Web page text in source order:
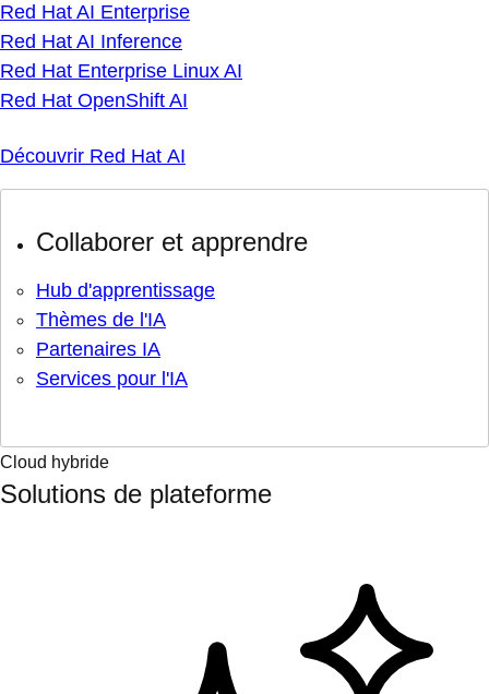
Red Hat AI Enterprise
Red Hat AI Inference
Red Hat Enterprise Linux AI
Red Hat OpenShift AI
Découvrir Red Hat AI
Collaborer et apprendre
Hub d'apprentissage
Thèmes de l'IA
Partenaires IA
Services pour l'IA
Cloud hybride
Solutions de plateforme